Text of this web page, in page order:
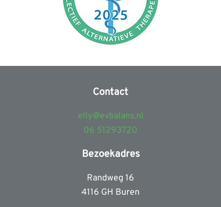
Contact
elly@evbalans.nl
06 51293720
Bezoekadres
Randweg 16
4116 GH Buren